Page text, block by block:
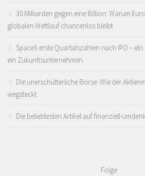
30 Milliarden gegen eine Billion: Warum
globalen Wettlauf chancenlos bleibt
SpaceX erste Quartalszahlen nach IPO –
ein Zukunftsunternehmen
Die unerschütterliche Börse: Wie der
wegsteckt
Die beliebtesten Artikel auf finanziell-
Folge